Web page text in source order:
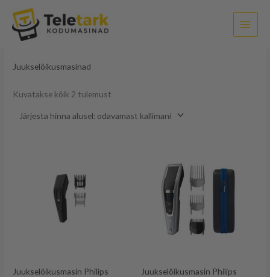
content
Juukselõikusmasinad
Kuvatakse kõik 2 tulemust
Juukselõikusmasin Philips Juukselõikusmasin Philips